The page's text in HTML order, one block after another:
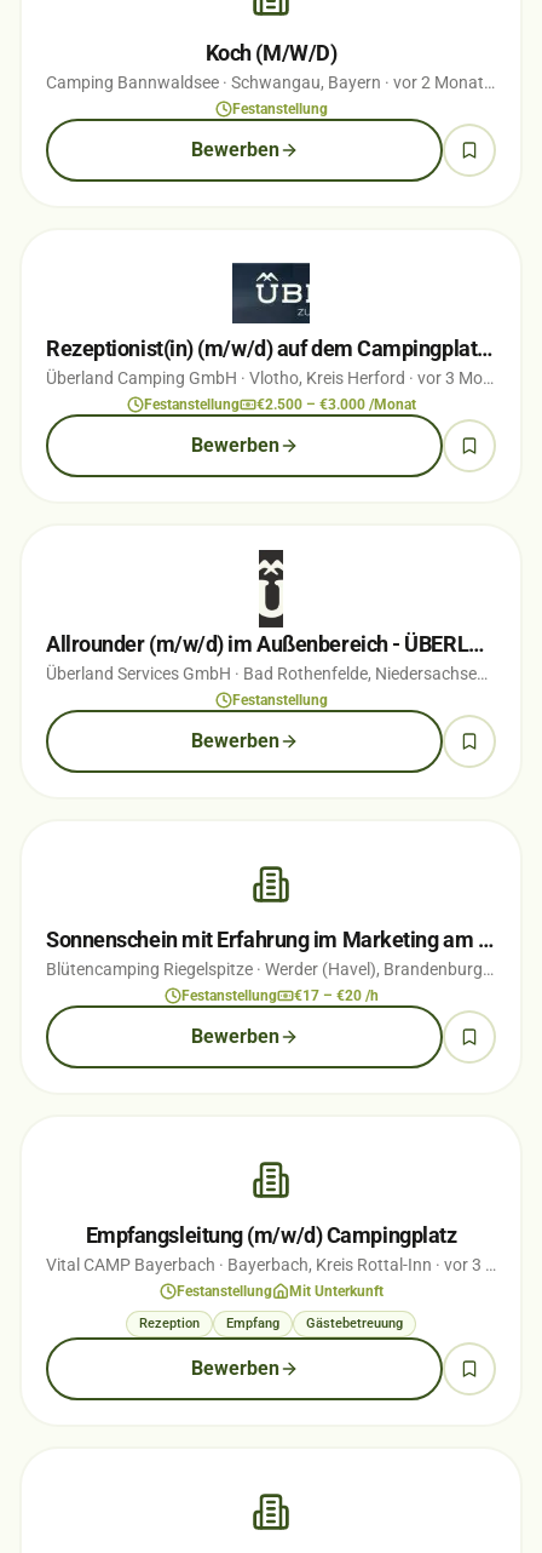
Koch (M/W/D)
Camping Bannwaldsee · Schwangau, Bayern · vor 2 Monaten
Festanstellung
Bewerben
Rezeptionist(in) (m/w/d) auf dem Campingplatz ÜBERLAND Vlotho
Überland Camping GmbH · Vlotho, Kreis Herford · vor 3 Monaten
Festanstellung €2.500 – €3.000 /Monat
Bewerben
Allrounder (m/w/d) im Außenbereich - ÜBERLAND Campotel Bad Rothenfelde
Überland Services GmbH · Bad Rothenfelde, Niedersachsen
Festanstellung
Bewerben
Sonnenschein mit Erfahrung im Marketing am Empfang gesucht
Blütencamping Riegelspitze · Werder (Havel), Brandenburg· vor 5
Festanstellung €17 – €20 /h
Bewerben
Empfangsleitung (m/w/d) Campingplatz
Vital CAMP Bayerbach · Bayerbach, Kreis Rottal-Inn · vor 3 Monaten
Festanstellung Mit Unterkunft
Rezeption Empfang Gästebetreuung
Bewerben